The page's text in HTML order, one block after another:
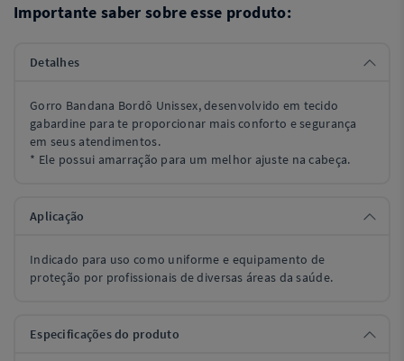
Importante saber sobre esse produto:
Detalhes
Gorro Bandana Bordô Unissex, desenvolvido em tecido
gabardine para te proporcionar mais conforto e segurança
em seus atendimentos.
* Ele possui amarração para um melhor ajuste na cabeça.
Aplicação
Indicado para uso como uniforme e equipamento de
proteção por profissionais de diversas áreas da saúde.
Especificações do produto